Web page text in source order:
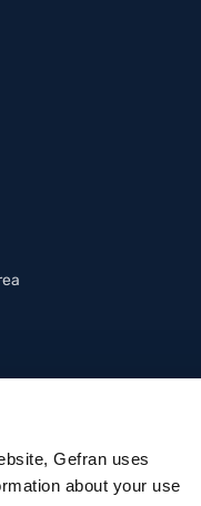
Gefran uses
about your use